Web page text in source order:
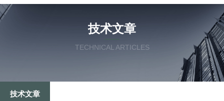
技术文章
TECHNICAL ARTICLES
技术文章